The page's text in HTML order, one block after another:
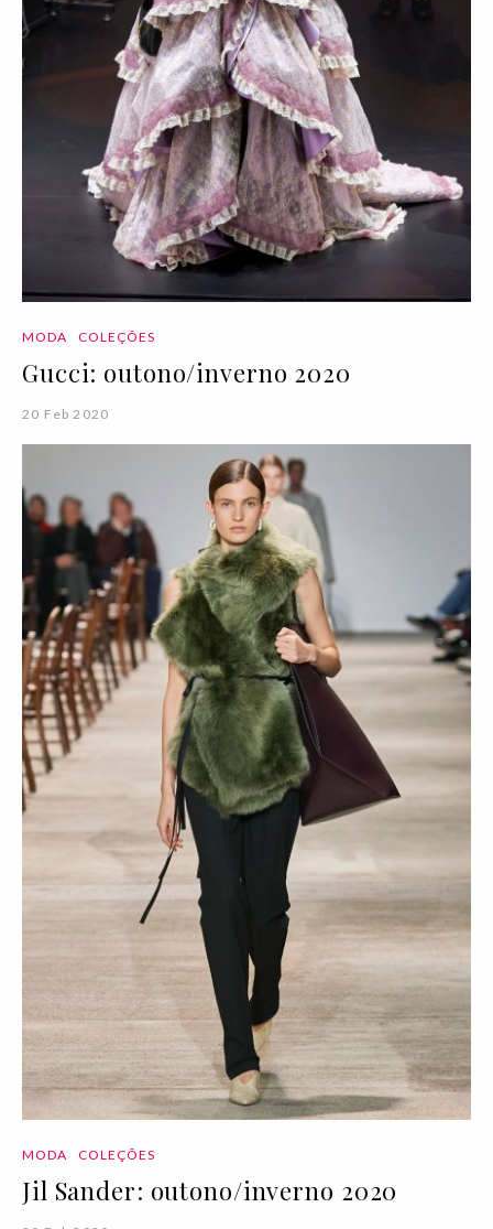
MODA COLEÇÕES
Gucci: outono/inverno 2020
20 Feb 2020
MODA COLEÇÕES
Jil Sander: outono/inverno 2020